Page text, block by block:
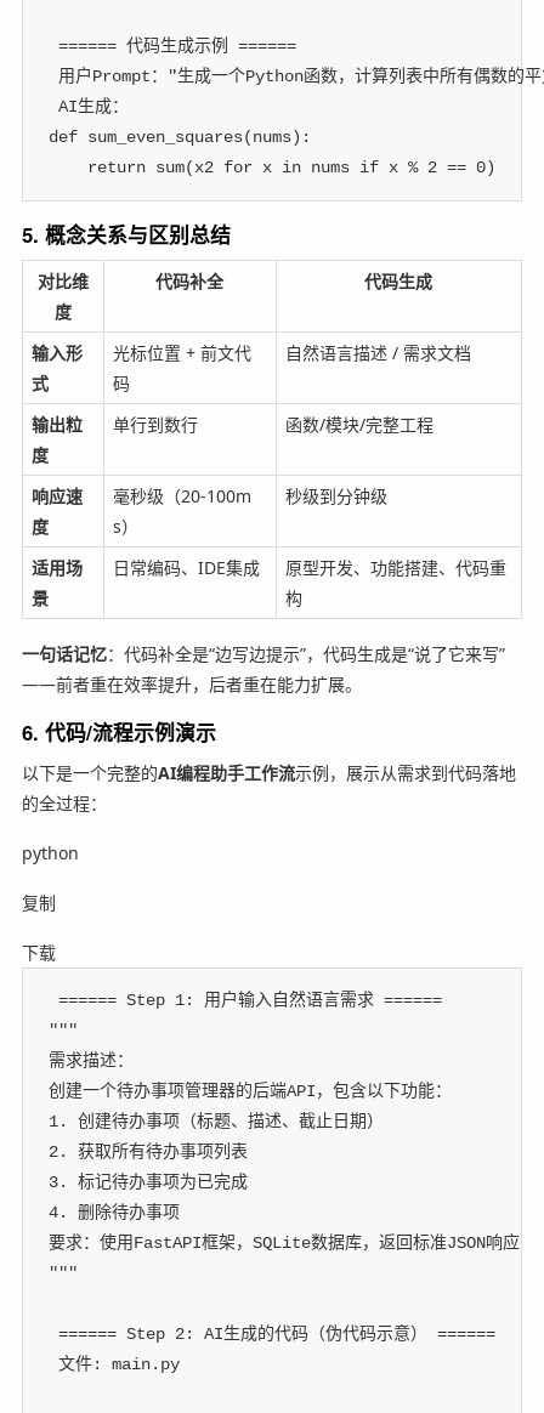
====== 代码生成示例 ======
用户Prompt："生成一个Python函数，计算列表中所有偶数的
AI生成：
def sum_even_squares(nums) :
return sum(x2 for x in nums if x % 2 == 0)
5. 概念关系与区别总结
对比维
度
代码补全 代码生成
输入形
式
光标位置 + 前文代
码
自然语言描述 / 需求文档
输出粒
度
单行到数行 函数/模块/完整工程
响应速
度
毫秒级（20-100m
s）
秒级到分钟级
适用场
景
日常编码、IDE集成
原型开发、功能搭建、代码重
构
一句话记忆：代码补全是“边写边提示”，代码生成是“说了它来写”
——前者重在效率提升，后者重在能力扩展。
6. 代码/流程示例演示
以下是一个完整的AI编程助手工作流示例，展示从需求到代码落地
的全过程：
python
复制
下载
====== Step 1: 用户输入自然语言需求 ======
"""
需求描述：
创建一个待办事项管理器的后端API，包含以下功能：
1. 创建待办事项（标题、描述、截止日期）
2. 获取所有待办事项列表
3. 标记待办事项为已完成
4. 删除待办事项
要求：使用FastAPI框架，SQLite数据库，返回标准JSON响应
"""
====== Step 2: AI生成的代码（伪代码示意） ======
文件: main.py